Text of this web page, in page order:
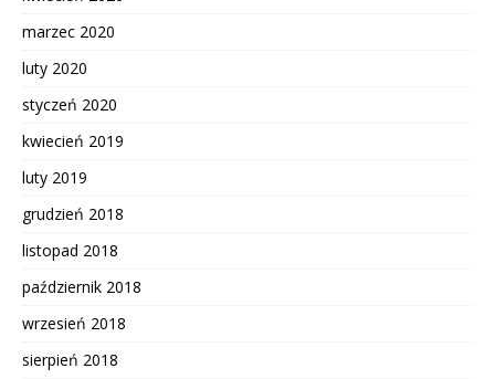
marzec 2020
luty 2020
styczeń 2020
kwiecień 2019
luty 2019
grudzień 2018
listopad 2018
październik 2018
wrzesień 2018
sierpień 2018